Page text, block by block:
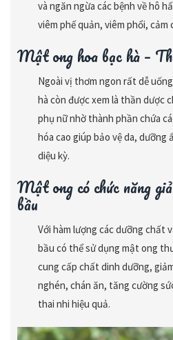
và ngăn ngừa các bệnh về hô
viêm phế quản, viêm phổi,
Mật ong hoa bạc hà –
Ngoài vị thơm ngon rất dễ
hà còn được xem là thần dược
phụ nữ nhờ thành phần chứa
hóa cao giúp bảo vệ da, dưỡng
diệu kỳ.
Mật ong có chức năng
bầu
Với hàm lượng các dưỡng chất
bầu có thể sử dụng mật ong
cung cấp chất dinh dưỡng,
nghén, chán ăn, tăng cường
thai nhi hiệu quả.